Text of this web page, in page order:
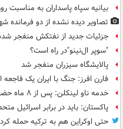
بیانیه سپاه پاسداران به مناسبت
تصاویر دیده‌ نشده از دو فرمانده
جزئیات جدید از نفتکش منفجر
"سوپر ال‌نینو"در راه است؟
پالایشگاه سیزران منفجر شد
فارن افرز: جنگ با ایران یک
خدمه ناو لینکلن: پس از ۸ ماه حضور در دریا خسته و درمانده‌ شدیم
پاکستان: باید در برابر اسرائیل
حتی اوکراین هم به ترکیه حمله کرد